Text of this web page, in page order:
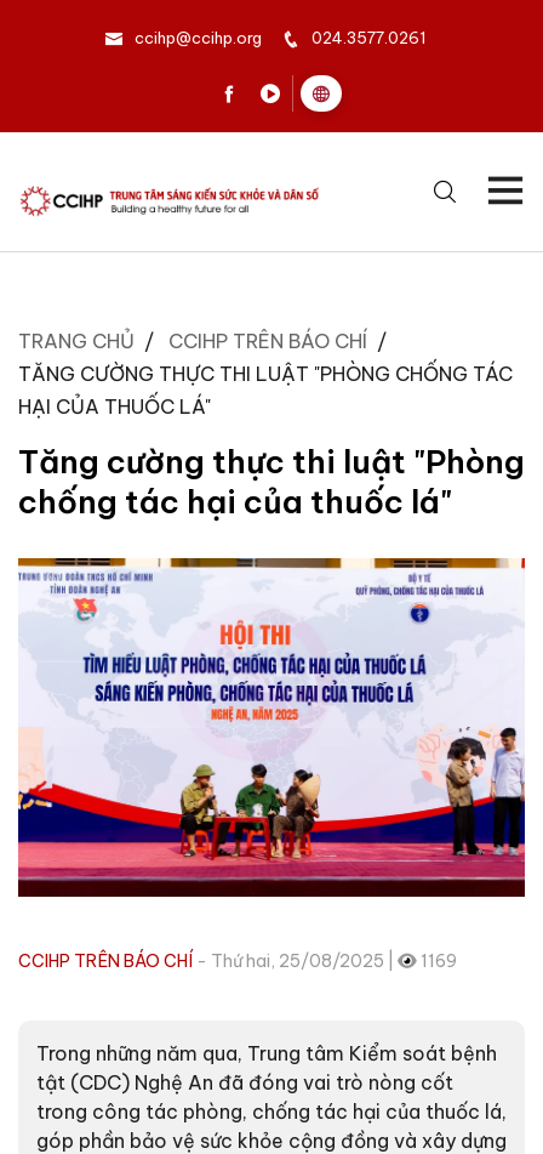
ccihp@ccihp.org 024.3577.0261
TRANG CHỦ
CCIHP TRÊN BÁO CHÍ
TĂNG CƯỜNG THỰC THI LUẬT "PHÒNG CHỐNG TÁC
HẠI CỦA THUỐC LÁ"
Tăng cường thực thi luật "Phòng
chống tác hại của thuốc lá"
CCIHP TRÊN BÁO CHÍ - Thứ hai, 25/08/2025 | 1169
Trong những năm qua, Trung tâm Kiểm soát bệnh
tật (CDC) Nghệ An đã đóng vai trò nòng cốt
trong công tác phòng, chống tác hại của thuốc lá,
góp phần bảo vệ sức khỏe cộng đồng và xây dựng